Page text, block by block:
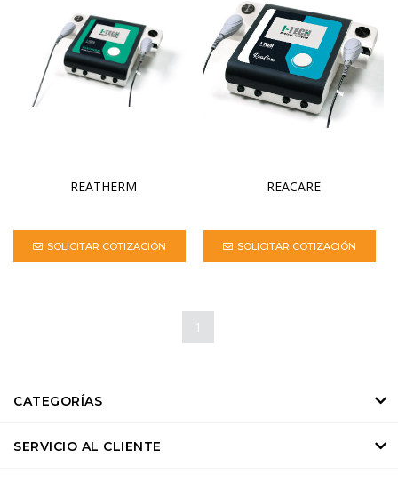
REATHERM
SOLICITAR COTIZACIÓN
REACARE
SOLICITAR COTIZACIÓN
1
CATEGORÍAS
SERVICIO AL CLIENTE